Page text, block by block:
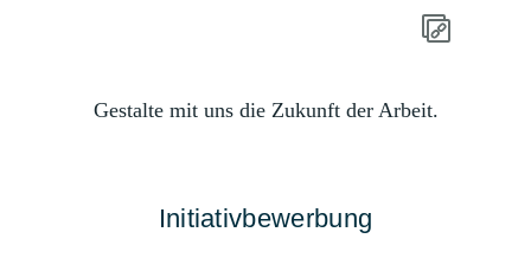
Gestalte mit uns die Zukunft der Arbeit.
Initiativbewerbung